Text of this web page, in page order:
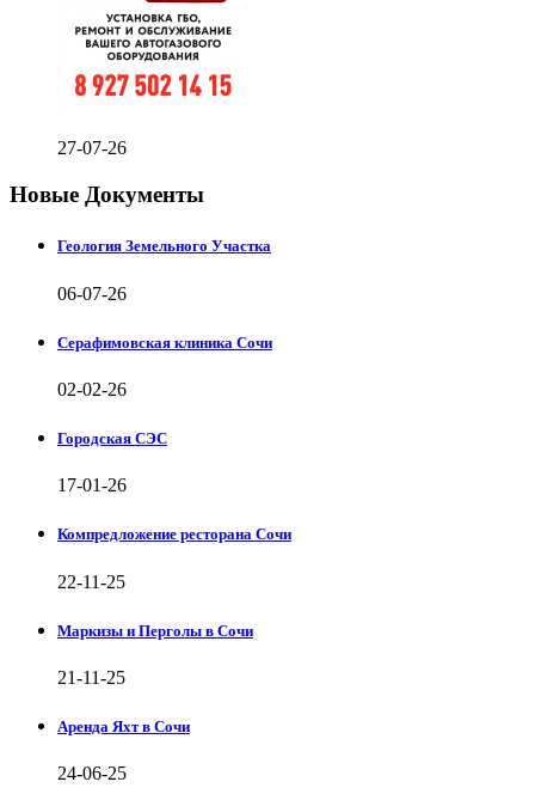
27-07-26
Новые Документы
Геология Земельного Участка
06-07-26
Серафимовская клиника Сочи
02-02-26
Городская СЭС
17-01-26
Компредложение ресторана Сочи
22-11-25
Маркизы и Перголы в Сочи
21-11-25
Аренда Яхт в Сочи
24-06-25